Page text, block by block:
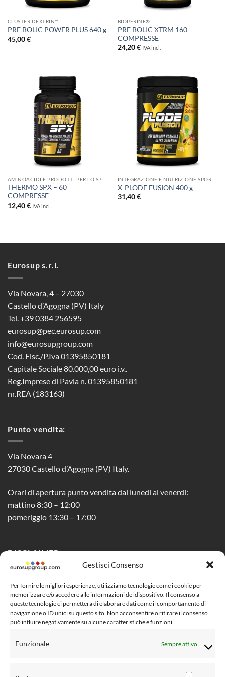
Gestisci Consenso
Per fornire le migliori esperienze, utilizziamo tecnologie come i cookie per
memorizzare e/o accedere alle informazioni del dispositivo. Il consenso a
queste tecnologie ci permetterà di elaborare dati come il comportamento di
navigazione o ID unici su questo sito. Non acconsentire o ritirare il consenso
può influire negativamente su alcune caratteristiche e funzioni.
Funzionale Sempre attivo
CLUSTER DEXTRIN™
PRE BOLIC POWER PLUS 640 g
45,00€
BIOPERINE®
PRE BOLIC XTRM 160
COMPRESSE
24,20€ IVA incl.
THERMO SPX – 60
COMPRESSE
12,40€ IVA incl.
X-PLODE FUSION 400 g
31,40€
Eurosup s.r.l.
Via Novara, 4 – 27030
Castello d’Agogna (PV) Italy
Tel. +39 0384 256595
eurosup@pec.eurosup.com
info@eurosupgroup.com
Cod. Fisc./P.Iva 01395850181
Capitale Sociale 80.000,00 euro i.v..
Reg.Imprese di Pavia n. 01395850181
nr.REA (183163)
Punto vendita:
Via Novara 4
27030 Castello d’Agogna (PV) Italy.
Orari di apertura punto vendita dal lunedi al venerdi:
mattino 8:30 – 12:00
pomeriggio 13:30 – 17:00
DISCLAIMER
Privacy Policy
Cookie Policy (UE)
Social Media Policy
Condizioni di vendita al pubblico